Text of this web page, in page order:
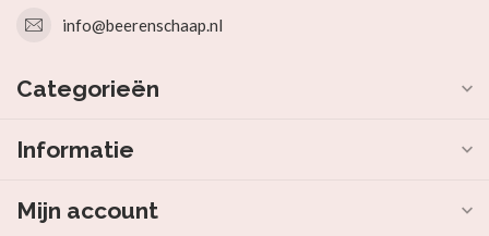
info@beerenschaap.nl
Categorieën
Informatie
Mijn account